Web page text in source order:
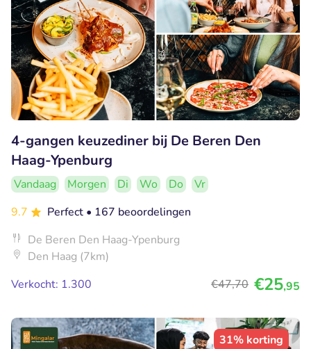
4-gangen keuzediner bij De Beren Den
Haag-Ypenburg
Vandaag Morgen Di Wo Do
Vr
9.7
Perfect • 167 beoordelingen
De Beren Den Haag-Ypenburg
Den Haag (7km)
Verkocht: 1.300
€47,70 €25,95
31% korting